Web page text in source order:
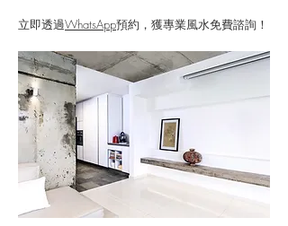
立即透過WhatsApp預約，獲專業風水免費諮詢！